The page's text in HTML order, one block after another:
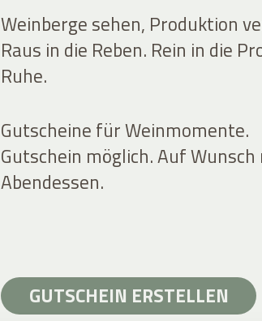
Weinberge sehen, Produktion
Raus in die Reben. Rein in die
Ruhe.
Gutscheine für Weinmomente.
Gutschein möglich. Auf
Abendessen.
GUTSCHEIN ERSTELLEN